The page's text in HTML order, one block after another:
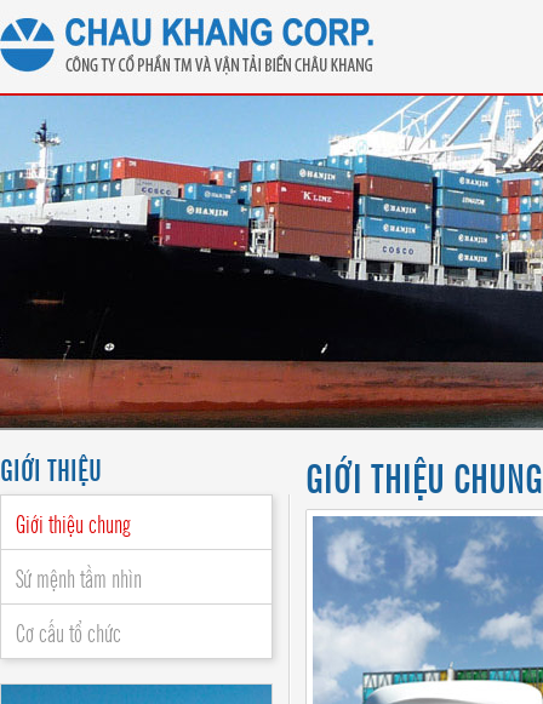
GIỚI THIỆU
Giới thiệu chung
Sứ mệnh tầm nhìn
Cơ cấu tổ chức
GIỚI THIỆU CHUNG